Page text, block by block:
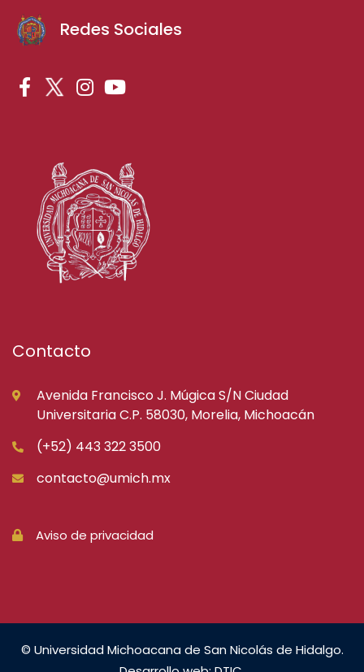
Redes Sociales
Contacto
Avenida Francisco J. Múgica S/N Ciudad
Universitaria C.P. 58030, Morelia, Michoacán
(+52) 443 322 3500
contacto@umich.mx
Aviso de privacidad
© Universidad Michoacana de San Nicolás de Hidalgo.